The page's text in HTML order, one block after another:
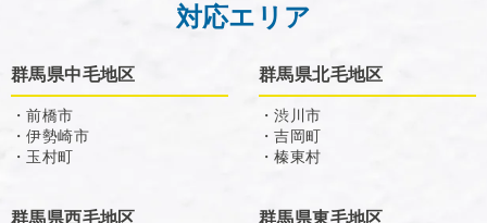
対応エリア
群馬県中毛地区
・前橋市
・伊勢崎市
・玉村町
群馬県北毛地区
・渋川市
・吉岡町
・榛東村
群馬県西毛地区 群馬県東毛地区